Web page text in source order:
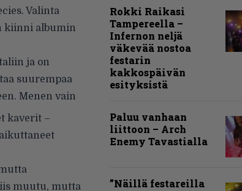
Valinta
kiinni albumin
ja on
suurempaa
Menen vain
kaverit –
muutu, mutta
Rokki Raikasi
Tampereella –
Infernon neljä
väkevää nostoa
festarin
kakkospäivän
esityksistä
Paluu vanhaan
liittoon – Arch
Enemy Tavastialla
”Näillä festareilla